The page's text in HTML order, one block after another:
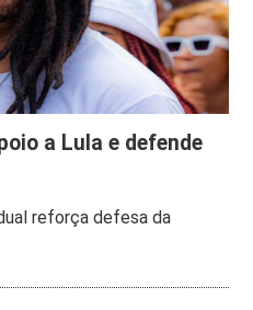
a Lula e defende
reforça defesa da